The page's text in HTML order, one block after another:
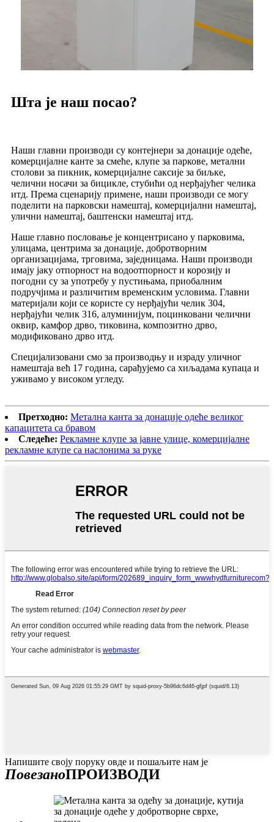
Шта је наш посао?
Наши главни производи су контејнери за донације одеће,
комерцијалне канте за смеће, клупе за паркове, метални
столови за пикник, комерцијалне саксије за биљке,
челични носачи за бицикле, стубићи од нерђајућег челика
итд. Према сценарију примене, наши производи се могу
поделити на парковски намештај, комерцијални намештај,
улични намештај, баштенски намештај итд.
Наше главно пословање је концентрисано у парковима,
улицама, центрима за донације, добротворним
организацијама, трговима, заједницама. Наши производи
имају јаку отпорност на водоотпорност и корозију и
погодни су за употребу у пустињама, приобалним
подручјима и различитим временским условима. Главни
материјали који се користе су нерђајући челик 304,
нерђајући челик 316, алуминијум, поцинковани челични
оквир, камфор дрво, тиковина, композитно дрво,
модификовано дрво итд.
Специјализовани смо за производњу и израду уличног
намештаја већ 17 година, сарађујемо са хиљадама купаца и
уживамо у високом угледу.
Претходно: Метална канта за донације одеће великог
капацитета са бравом
Следеће: Рекламне клупе за јавне улице, комерцијалне
рекламне клупе са наслонима за руке
Напишите своју поруку овде и пошаљите нам је
ПовезаноПРОИЗВОДИ